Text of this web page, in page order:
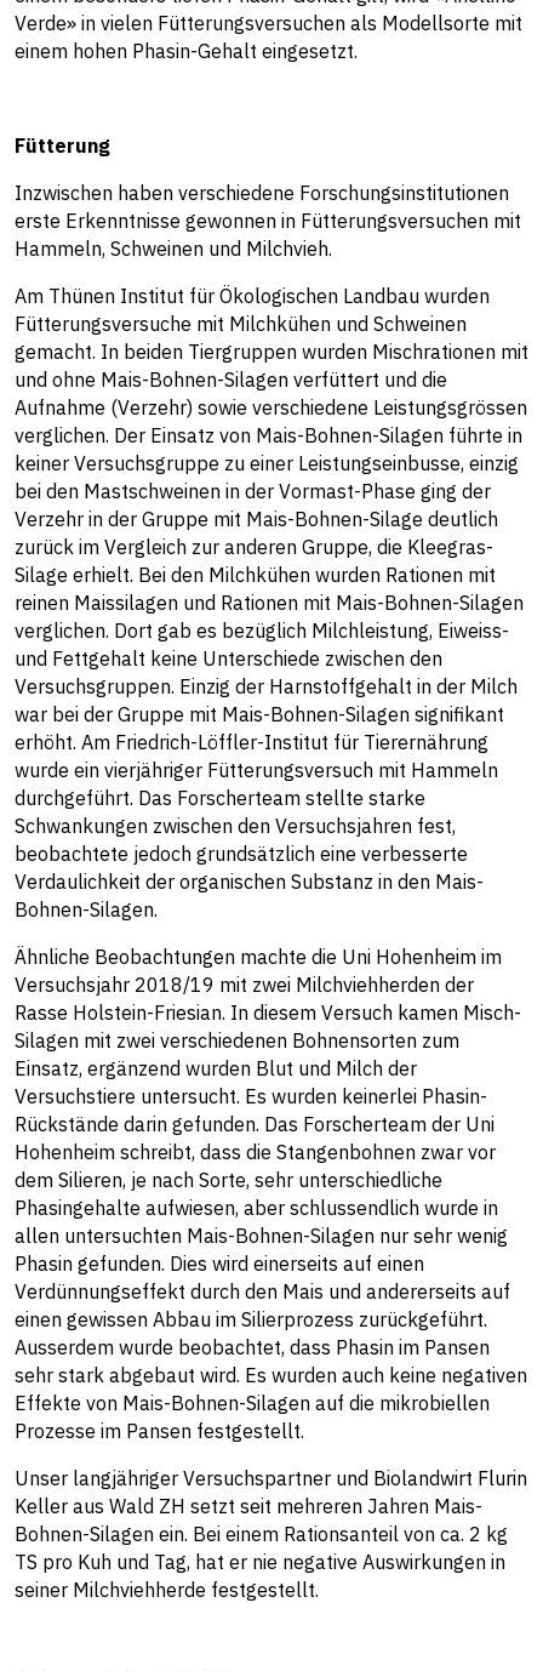
Verde» in vielen Fütterungsversuchen als Modellsorte mit
einem hohen Phasin-Gehalt eingesetzt.
Fütterung
Inzwischen haben verschiedene Forschungsinstitutionen
erste Erkenntnisse gewonnen in Fütterungsversuchen mit
Hammeln, Schweinen und Milchvieh.
Am Thünen Institut für Ökologischen Landbau wurden
Fütterungsversuche mit Milchkühen und Schweinen
gemacht. In beiden Tiergruppen wurden Mischrationen mit
und ohne Mais-Bohnen-Silagen verfüttert und die
Aufnahme (Verzehr) sowie verschiedene Leistungsgrössen
verglichen. Der Einsatz von Mais-Bohnen-Silagen führte in
keiner Versuchsgruppe zu einer Leistungseinbusse, einzig
bei den Mastschweinen in der Vormast-Phase ging der
Verzehr in der Gruppe mit Mais-Bohnen-Silage deutlich
zurück im Vergleich zur anderen Gruppe, die Kleegras-
Silage erhielt. Bei den Milchkühen wurden Rationen mit
reinen Maissilagen und Rationen mit Mais-Bohnen-Silagen
verglichen. Dort gab es bezüglich Milchleistung, Eiweiss-
und Fettgehalt keine Unterschiede zwischen den
Versuchsgruppen. Einzig der Harnstoffgehalt in der Milch
war bei der Gruppe mit Mais-Bohnen-Silagen signifikant
erhöht. Am Friedrich-Löffler-Institut für Tierernährung
wurde ein vierjähriger Fütterungsversuch mit Hammeln
durchgeführt. Das Forscherteam stellte starke
Schwankungen zwischen den Versuchsjahren fest,
beobachtete jedoch grundsätzlich eine verbesserte
Verdaulichkeit der organischen Substanz in den Mais-
Bohnen-Silagen.
Ähnliche Beobachtungen machte die Uni Hohenheim im
Versuchsjahr 2018/19 mit zwei Milchviehherden der
Rasse Holstein-Friesian. In diesem Versuch kamen Misch-
Silagen mit zwei verschiedenen Bohnensorten zum
Einsatz, ergänzend wurden Blut und Milch der
Versuchstiere untersucht. Es wurden keinerlei Phasin-
Rückstände darin gefunden. Das Forscherteam der Uni
Hohenheim schreibt, dass die Stangenbohnen zwar vor
dem Silieren, je nach Sorte, sehr unterschiedliche
Phasingehalte aufwiesen, aber schlussendlich wurde in
allen untersuchten Mais-Bohnen-Silagen nur sehr wenig
Phasin gefunden. Dies wird einerseits auf einen
Verdünnungseffekt durch den Mais und andererseits auf
einen gewissen Abbau im Silierprozess zurückgeführt.
Ausserdem wurde beobachtet, dass Phasin im Pansen
sehr stark abgebaut wird. Es wurden auch keine negativen
Effekte von Mais-Bohnen-Silagen auf die mikrobiellen
Prozesse im Pansen festgestellt.
Unser langjähriger Versuchspartner und Biolandwirt Flurin
Keller aus Wald ZH setzt seit mehreren Jahren Mais-
Bohnen-Silagen ein. Bei einem Rationsanteil von ca. 2 kg
TS pro Kuh und Tag, hat er nie negative Auswirkungen in
seiner Milchviehherde festgestellt.